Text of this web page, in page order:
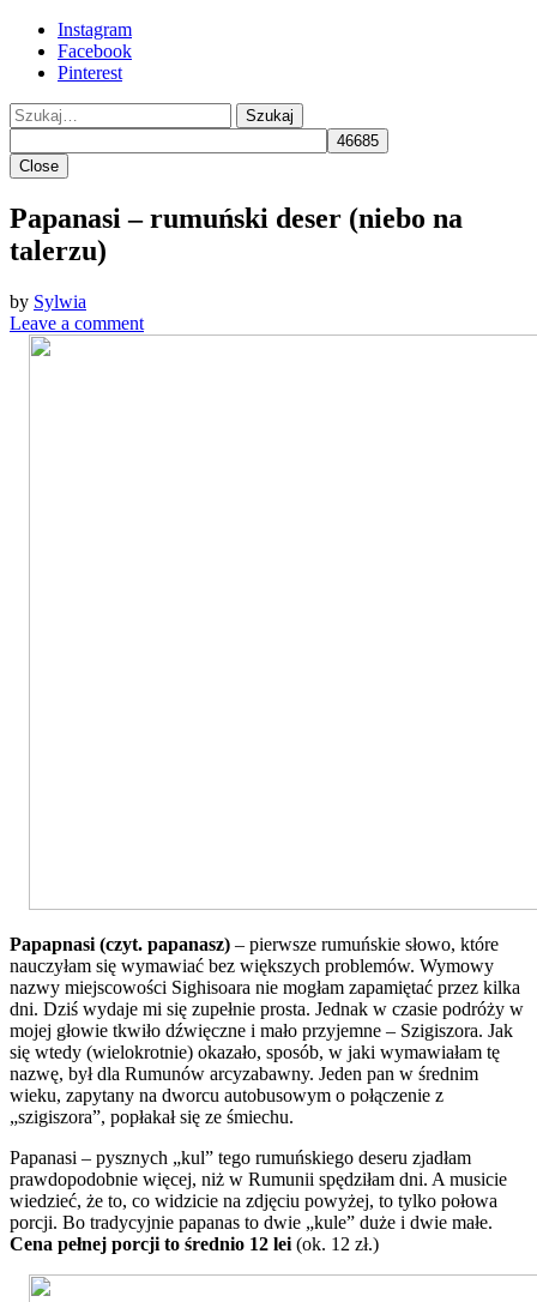
Instagram
Facebook
Pinterest
Szukaj
Close
Papanasi – rumuński deser (niebo na
talerzu)
by Sylwia
Leave a comment
Papapnasi (czyt. papanasz) – pierwsze rumuńskie słowo, które
nauczyłam się wymawiać bez większych problemów. Wymowy
nazwy miejscowości Sighisoara nie mogłam zapamiętać przez kilka
dni. Dziś wydaje mi się zupełnie prosta. Jednak w czasie podróży w
mojej głowie tkwiło dźwięczne i mało przyjemne – Szigiszora. Jak
się wtedy (wielokrotnie) okazało, sposób, w jaki wymawiałam tę
nazwę, był dla Rumunów arcyzabawny. Jeden pan w średnim
wieku, zapytany na dworcu autobusowym o połączenie z
„szigiszora”, popłakał się ze śmiechu.
Papanasi – pysznych „kul” tego rumuńskiego deseru zjadłam
prawdopodobnie więcej, niż w Rumunii spędziłam dni. A musicie
wiedzieć, że to, co widzicie na zdjęciu powyżej, to tylko połowa
porcji. Bo tradycyjnie papanas to dwie „kule” duże i dwie małe.
Cena pełnej porcji to średnio 12 lei (ok. 12 zł.)